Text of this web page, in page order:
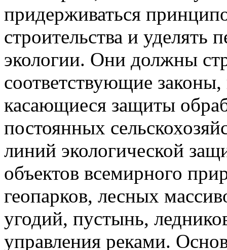
придерживаться
строительства и уделять
экологии. Они должны
соответствующие
касающиеся защиты
постоянных
линий экологической
объектов всемирного
геопарков, лесных
угодий, пустынь,
управления реками.